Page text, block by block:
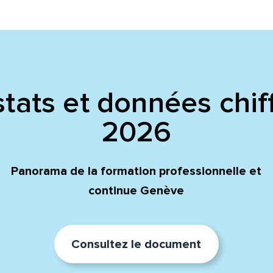
et données
2026
Panorama de la formation professionnelle et
continue Genève
Consultez le document